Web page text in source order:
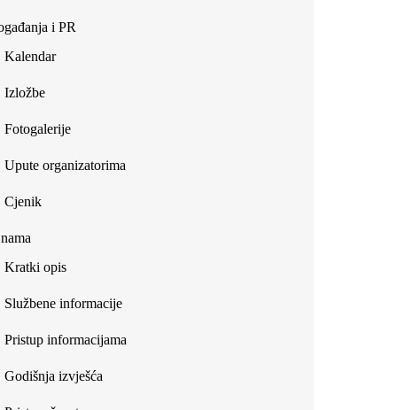
i PR
Kalendar
Izložbe
Fotogalerije
Upute organizatorima
Cjenik
Kratki opis
Službene informacije
Pristup informacijama
Godišnja izvješća